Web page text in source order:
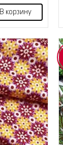
В корзину